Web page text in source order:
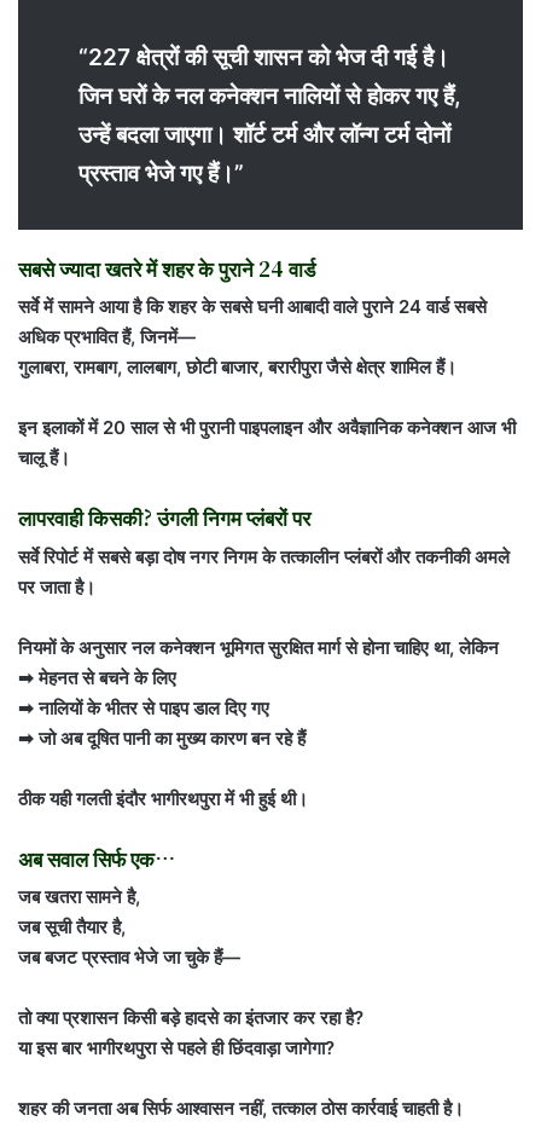
“227 क्षेत्रों की सूची शासन को भेज दी गई है।
जिन घरों के नल कनेक्शन नालियों से होकर गए हैं,
उन्हें बदला जाएगा। शॉर्ट टर्म और लॉन्ग टर्म दोनों
प्रस्ताव भेजे गए हैं।”
सबसे ज्यादा खतरे में शहर के पुराने 24 वार्ड
सर्वे में सामने आया है कि शहर के सबसे घनी आबादी वाले पुराने 24 वार्ड सबसे
अधिक प्रभावित हैं, जिनमें—
गुलाबरा, रामबाग, लालबाग, छोटी बाजार, बरारीपुरा जैसे क्षेत्र शामिल हैं।
इन इलाकों में 20 साल से भी पुरानी पाइपलाइन और अवैज्ञानिक कनेक्शन आज भी
चालू हैं।
लापरवाही किसकी? उंगली निगम प्लंबरों पर
सर्वे रिपोर्ट में सबसे बड़ा दोष नगर निगम के तत्कालीन प्लंबरों और तकनीकी अमले
पर जाता है।
नियमों के अनुसार नल कनेक्शन भूमिगत सुरक्षित मार्ग से होना चाहिए था, लेकिन
➡ मेहनत से बचने के लिए
➡ नालियों के भीतर से पाइप डाल दिए गए
➡ जो अब दूषित पानी का मुख्य कारण बन रहे हैं
ठीक यही गलती इंदौर भागीरथपुरा में भी हुई थी।
अब सवाल सिर्फ एक…
जब खतरा सामने है,
जब सूची तैयार है,
जब बजट प्रस्ताव भेजे जा चुके हैं—
तो क्या प्रशासन किसी बड़े हादसे का इंतजार कर रहा है?
या इस बार भागीरथपुरा से पहले ही छिंदवाड़ा जागेगा?
शहर की जनता अब सिर्फ आश्वासन नहीं, तत्काल ठोस कार्रवाई चाहती है।